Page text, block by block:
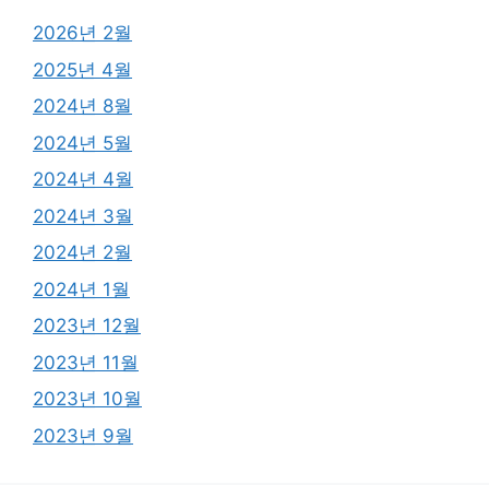
2026년 2월
2025년 4월
2024년 8월
2024년 5월
2024년 4월
2024년 3월
2024년 2월
2024년 1월
2023년 12월
2023년 11월
2023년 10월
2023년 9월